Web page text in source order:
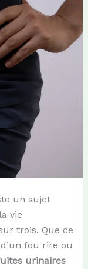
un sujet
vie
trois. Que ce
fou rire ou
urinaires